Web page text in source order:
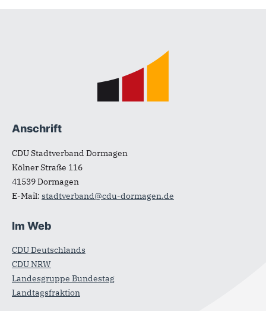
Anschrift
CDU Stadtverband Dormagen
Kölner Straße 116
41539Dormagen
E-Mail: stadtverband@cdu-dormagen.de
Im Web
CDU Deutschlands
CDU NRW
Landesgruppe Bundestag
Landtagsfraktion